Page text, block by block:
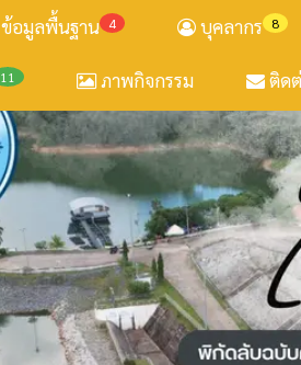
4
ข้อมูลพื้นฐาน 8
บุคลากร
11 ภาพกิจกรรม ติด